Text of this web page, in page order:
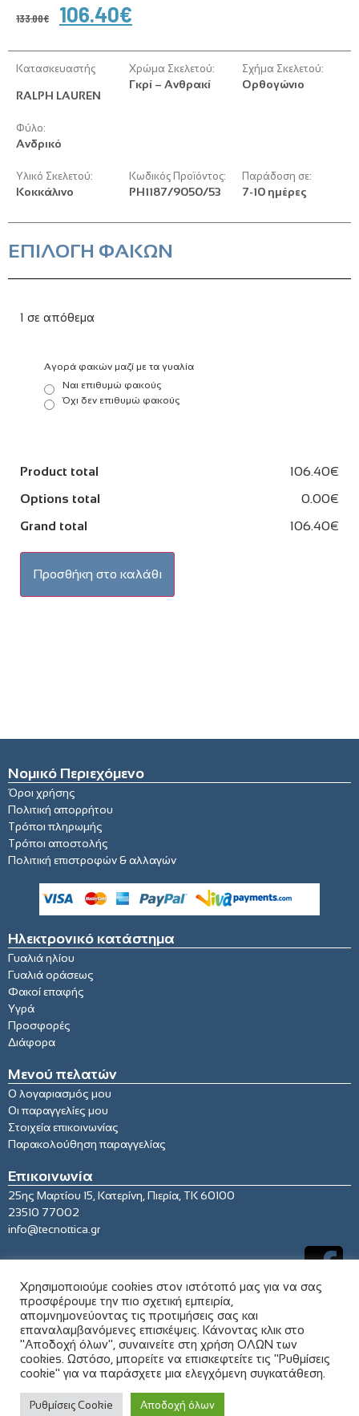
133.00€ 106.40€
Κατασκευαστής
RALPH LAUREN
Χρώμα Σκελετού:
Γκρί – Ανθρακί
Σχήμα Σκελετού:
Ορθογώνιο
Φύλο:
Ανδρικό
Υλικό Σκελετού:
Κοκκάλινο
Κωδικός Προϊόντος:
PH1187/9050/53
Παράδοση σε:
7-10 ημέρες
ΕΠΙΛΟΓΗ ΦΑΚΩΝ
1 σε απόθεμα
Αγορά φακών μαζί με τα γυαλία
Ναι επιθυμώ φακούς
Όχι δεν επιθυμώ φακούς
Product total
106.40€
Options total
0.00€
Grand total
106.40€
Προσθήκη στο καλάθι
Νομικό Περιεχόμενο
Όροι χρήσης
Πολιτική απορρήτου
Τρόποι πληρωμής
Τρόποι αποστολής
Πολιτική επιστροφών & αλλαγών
Ηλεκτρονικό κατάστημα
Γυαλιά ηλίου
Γυαλιά οράσεως
Φακοί επαφής
Υγρά
Προσφορές
Διάφορα
Μενού πελατών
Ο λογαριασμός μου
Οι παραγγελίες μου
Στοιχεία επικοινωνίας
Παρακολούθηση παραγγελίας
Επικοινωνία
25ης Μαρτίου 15, Κατερίνη, Πιερία, ΤΚ 60100
23510 77002
info@tecnottica.gr
Χρησιμοποιούμε cookies στον ιστότοπό μας για να σας
προσφέρουμε την πιο σχετική εμπειρία,
απομνημονεύοντας τις προτιμήσεις σας και
επαναλαμβανόμενες επισκέψεις. Κάνοντας κλικ στο
"Αποδοχή όλων", συναινείτε στη χρήση ΟΛΩΝ των
cookies. Ωστόσο, μπορείτε να επισκεφτείτε τις "Ρυθμίσεις
cookie" για να παράσχετε μια ελεγχόμενη συγκατάθεση.
Ρυθμίσεις Cookie Αποδοχή όλων